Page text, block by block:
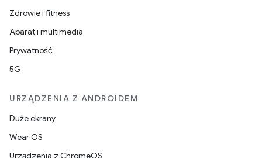
Zdrowie i fitness
Aparat i multimedia
Prywatność
5G
URZĄDZENIA Z ANDROIDEM
Duże ekrany
Wear OS
Urządzenia z ChromeOS